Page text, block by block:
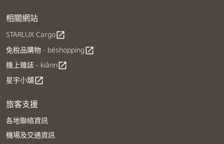
相關網站
STARLUX Cargoopen_in_new
免稅品購物 - béshoppingopen_in_new
機上雜誌 - kiânnopen_in_new
星宇小舖open_in_new
旅客支援
各地聯絡資訊
機場及交通資訊